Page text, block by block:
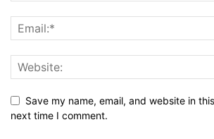
Save my name, email, and website in
next time I comment.